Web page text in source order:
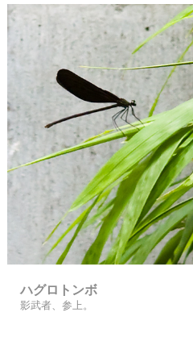
ハグロトンボ
影武者、参上。